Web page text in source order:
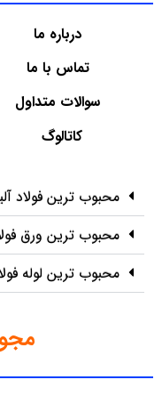
درباره ما
تماس با ما
سوالات متداول
کاتالوگ
محبوب ترین فولاد
محبوب ترین ورق
محبوب ترین لوله